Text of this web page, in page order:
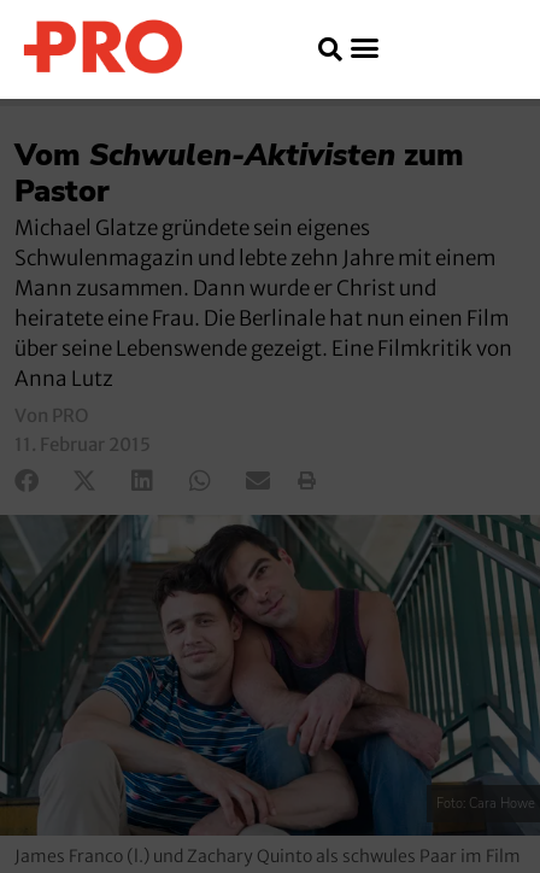
Vom Schwulen-Aktivisten zum
Pastor
Michael Glatze gründete sein eigenes
Schwulenmagazin und lebte zehn Jahre mit einem
Mann zusammen. Dann wurde er Christ und
heiratete eine Frau. Die Berlinale hat nun einen Film
über seine Lebenswende gezeigt. Eine Filmkritik von
Anna Lutz
Von PRO
11. Februar 2015
Foto: Cara Howe
James Franco (l.) und Zachary Quinto als schwules Paar im Film